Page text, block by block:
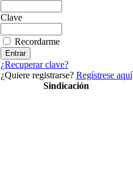
Clave
Recordarme
¿Recuperar clave?
¿Quiere registrarse? Regístrese aquí
Sindicación